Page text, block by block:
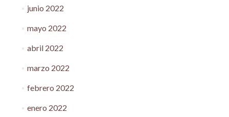
junio 2022
mayo 2022
abril 2022
marzo 2022
febrero 2022
enero 2022